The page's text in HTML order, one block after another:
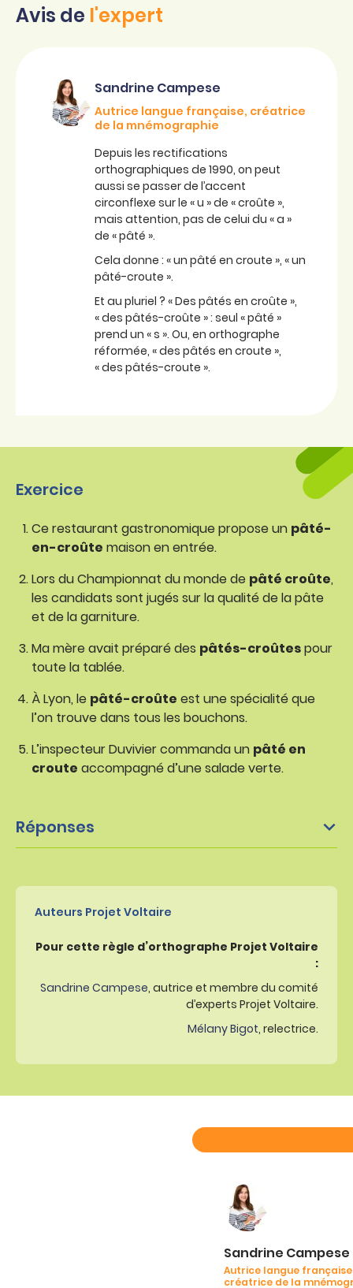
Avis de l'expert
Sandrine Campese
Autrice langue française, créatrice
de la mnémographie
Depuis les rectifications
orthographiques de 1990, on peut
aussi se passer de l’accent
circonflexe sur le « u » de « croûte »,
mais attention, pas de celui du « a »
de « pâté ».
Cela donne : « un pâté en croute », « un
pâté-croute ».
Et au pluriel ? « Des pâtés en croûte »,
« des pâtés-croûte » : seul « pâté »
prend un « s ». Ou, en orthographe
réformée, « des pâtés en croute »,
« des pâtés-croute ».
Exercice
Ce restaurant gastronomique propose un pâté-
en-croûte maison en entrée.
Lors du Championnat du monde de pâté croûte,
les candidats sont jugés sur la qualité de la pâte
et de la garniture.
Ma mère avait préparé des pâtés-croûtespour
toute la tablée.
À Lyon, le pâté-croûte est une spécialité que
l’on trouve dans tous les bouchons.
L’inspecteur Duvivier commanda un pâté en
croute accompagné d’une salade verte.
Réponses
Auteurs Projet Voltaire
Pour cette règle d’orthographe Projet Voltaire
:
Sandrine Campese, autrice et membre du comité
d’experts Projet Voltaire.
Mélany Bigot, relectrice.
Sandrine Campese
Autrice langue
créatrice de la